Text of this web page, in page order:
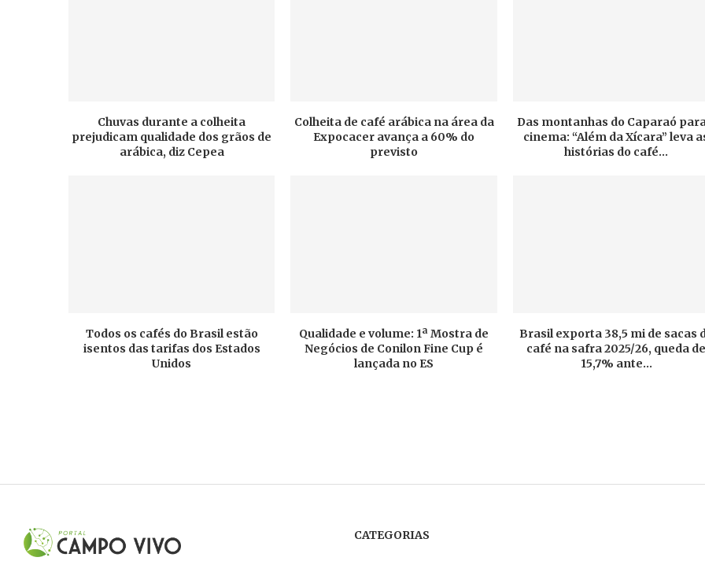
Chuvas durante a colheita
prejudicam qualidade dos grãos de
arábica, diz Cepea
Colheita de café arábica na área da
Expocacer avança a 60% do
previsto
Das montanhas do Caparaó
cinema: “Além da Xícara” leva
histórias do café...
Todos os cafés do Brasil estão
isentos das tarifas dos Estados
Unidos
Qualidade e volume: 1ª Mostra de
Negócios de Conilon Fine Cup é
lançada no ES
Brasil exporta 38,5 mi de sacas
café na safra 2025/26, queda
15,7% ante...
CATEGORIAS